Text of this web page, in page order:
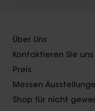
Über Uns
Kontaktieren Sie uns
Preis
Messen
Shop für nicht